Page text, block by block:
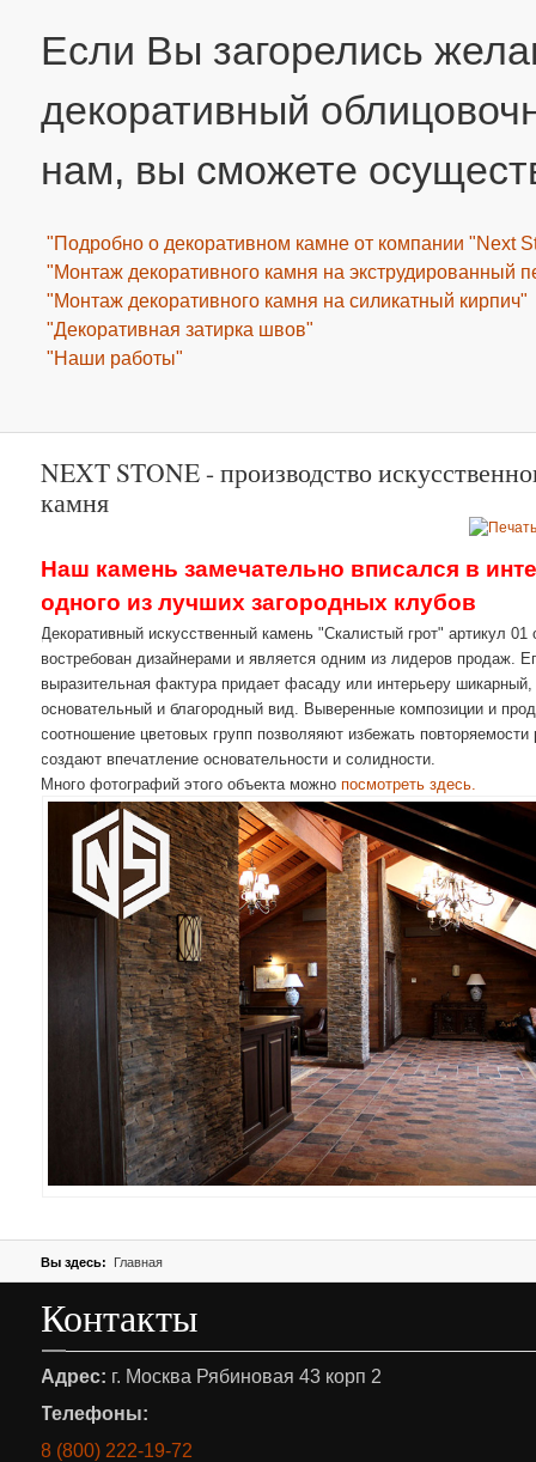
Если Вы загорелись
декоративный
нам, вы сможете
"Подробно о декоративном камне от компании "Next
"Монтаж декоративного камня на экструдированный
"Монтаж декоративного камня на силикатный кирпич"
"Декоративная затирка швов"
"Наши работы"
NEXT STONE - производство
камня
Наш камень замечательно вписался в
одного из лучших загородных клубов
Декоративный искусственный камень "Скалистый грот" артикул 01
востребован дизайнерами и является одним из лидеров продаж.
выразительная фактура придает фасаду или интерьеру шикарный,
основательный и благородный вид. Выверенные композиции и
соотношение цветовых групп позволяяют избежать повторяемости
создают впечатление основательности и солидности.
Много фотографий этого объекта можнопосмотреть здесь.
Вы здесь: Главная
Контакты
Адрес: г. Москва Рябиновая 43 корп 2
Телефоны:
8 (800) 222-19-72